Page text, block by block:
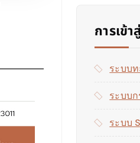
การเข้
ระบบ
ระบบ
ระบบ